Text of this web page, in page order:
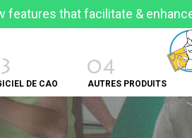
features that facilitate &
DE CAO
04
AUTRES PRODUITS